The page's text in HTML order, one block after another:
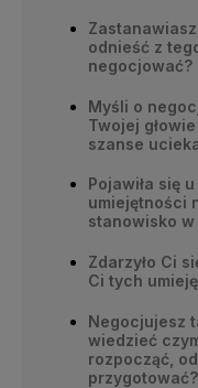
odnieść z
negocjować?
Myśli o
Twojej
szanse
Pojawiła się
umiejętności
stanowisko
Zdarzyło Ci
Ci tych
Negocjujesz
wiedzieć
rozpocząć,
przygotować?